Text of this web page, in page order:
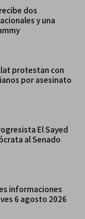
dos
y una
protestan con
por asesinato
El Sayed
al Senado
informaciones
6 agosto 2026